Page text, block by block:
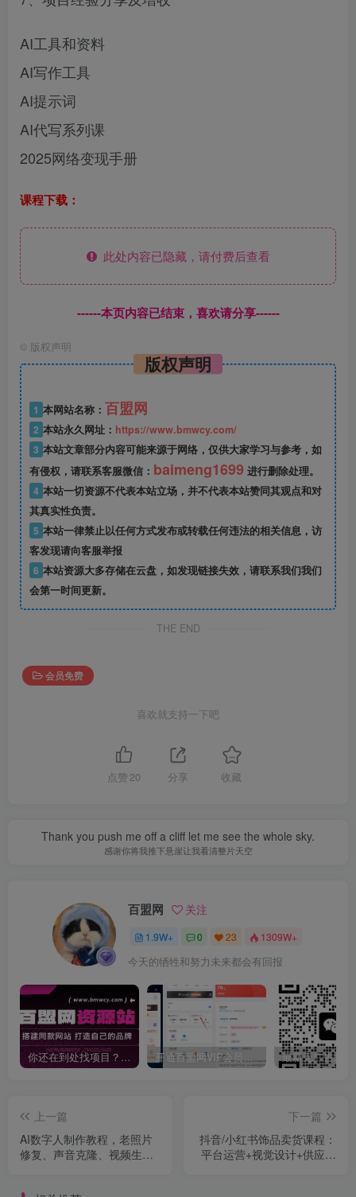
AI工具和资料
AI写作工具
AI提示词
AI代写系列课
2025网络变现手册
课程下载：
此处内容已隐藏，请付费后查看
------本页内容已结束，喜欢请分享------
© 版权声明
版权声明
1 本网站名称： 百盟网
2 本站永久网址： https://www.bmwcy.com/
3 本站文章部分内容可能来源于网络，仅供大家学习与参考，如
有侵权，请联系客服微信： baimeng1699 进行删除处理。
4 本站一切资源不代表本站立场，并不代表本站赞同其观点和对
其真实性负责。
5 本站一律禁止以任何方式发布或转载任何违法的相关信息，访
客发现请向客服举报
6 本站资源大多存储在云盘，如发现链接失效，请联系我们我们
会第一时间更新。
THE END
会员免费
喜欢就支持一下吧
点赞 20 分享 收藏
Thank you push me off a cliff let me see the whole sky.
感谢你将我推下悬崖让我看清整片天空
百盟网 关注
1.9W+ 0 23 1309W+
今天的牺牲和努力未来都会有回报
你还在到处找项目？还在当韭菜？我靠卖项目一个月收入5万+，曾经我也是个失败者。 开通百盟网VIP会员，尊享全站资源免费下载，享70%的推广提成！！【限时五折优惠】
上一篇
AI数字人制作教程，老照片
修复、声音克隆、视频生
下一篇
抖音/小红书饰品卖货课程：
平台运营+视觉设计+供应链